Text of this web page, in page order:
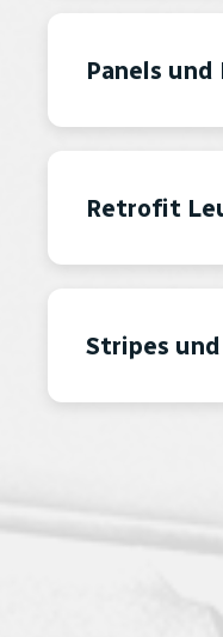
Panels
Retrofit
Stripes